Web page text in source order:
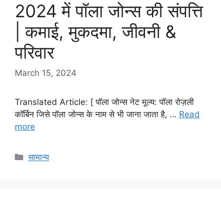
2024 में पॉला जोन्स की संपत्ति
| कमाई, मुकदमा, जीवनी &
परिवार
March 15, 2024
Translated Article: [ पॉला जोन्स नेट मूल्य: पॉला रोज़ली
कॉर्बिन जिसे पॉला जोन्स के नाम से भी जाना जाता है, … Read
more
Categories
सामान्य